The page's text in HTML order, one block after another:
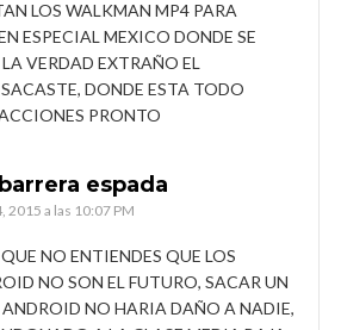
LOS WALKMAN MP4 PARA
ESPECIAL MEXICO DONDE SE
VERDAD EXTRAÑO EL
DONDE ESTA TODO
PRONTO
espada
2015 a las 10:07 PM
NO ENTIENDES QUE LOS
NO SON EL FUTURO, SACAR UN
NO HARIA DAÑO A NADIE,